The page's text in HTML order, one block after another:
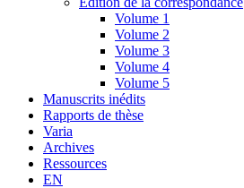
Volume 1
Volume 2
Volume 3
Volume 4
Volume 5
Manuscrits inédits
Rapports de thèse
Varia
Archives
Ressources
EN